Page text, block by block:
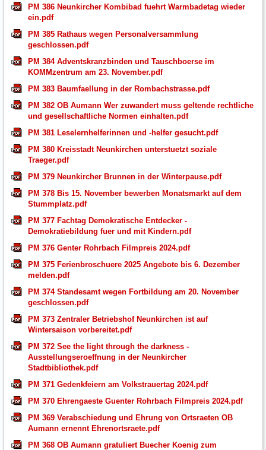
PM 386 Neunkircher Kombibad fuehrt Warmbadetag wieder
ein.pdf
PM 385 Rathaus wegen Personalversammlung
geschlossen.pdf
PM 384 Adventskranzbinden und Tauschboerse im
KOMMzentrum am 23. November.pdf
PM 383 Baumfaellung in der Rombachstrasse.pdf
PM 382 OB Aumann Wer zuwandert muss geltende rechtliche
und gesellschaftliche Normen einhalten.pdf
PM 381 Leselernhelferinnen und -helfer gesucht.pdf
PM 380 Kreisstadt Neunkirchen unterstuetzt soziale
Traeger.pdf
PM 379 Neunkircher Brunnen in der Winterpause.pdf
PM 378 Bis 15. November bewerben Monatsmarkt auf dem
Stummplatz.pdf
PM 377 Fachtag Demokratische Entdecker -
Demokratiebildung fuer und mit Kindern.pdf
PM 376 Genter Rohrbach Filmpreis 2024.pdf
PM 375 Ferienbroschuere 2025 Angebote bis 6. Dezember
melden.pdf
PM 374 Standesamt wegen Fortbildung am 20. November
geschlossen.pdf
PM 373 Zentraler Betriebshof Neunkirchen ist auf
Wintersaison vorbereitet.pdf
PM 372 See the light through the darkness -
Ausstellungseroeffnung in der Neunkircher
Stadtbibliothek.pdf
PM 371 Gedenkfeiern am Volkstrauertag 2024.pdf
PM 370 Ehrengaeste Guenter Rohrbach Filmpreis 2024.pdf
PM 369 Verabschiedung und Ehrung von Ortsraeten OB
Aumann ernennt Ehrenortsraete.pdf
PM 368 OB Aumann gratuliert Buecher Koenig zum